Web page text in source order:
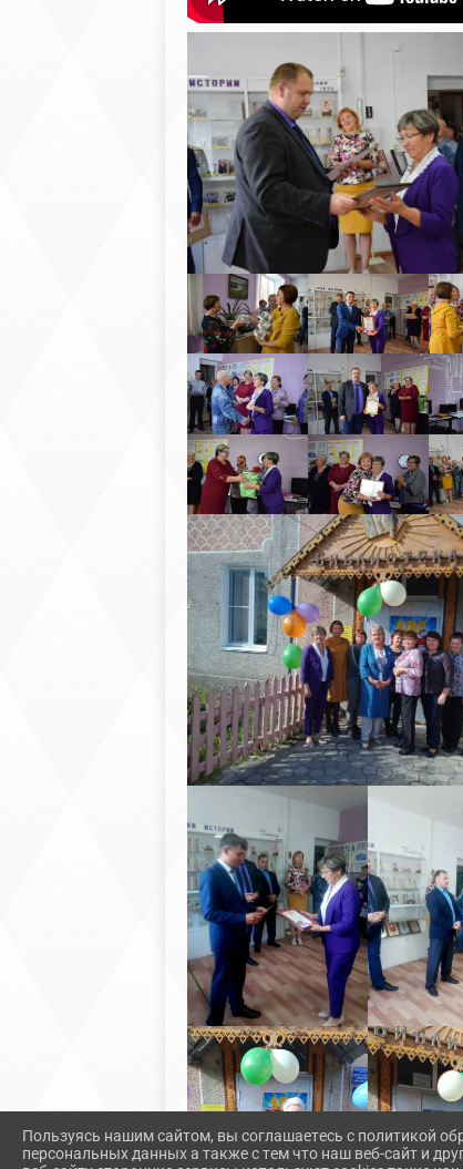
Пользуясь нашим сайтом, вы соглашаетесь с политикой
персональных данных а также с тем что наш веб-сайт и